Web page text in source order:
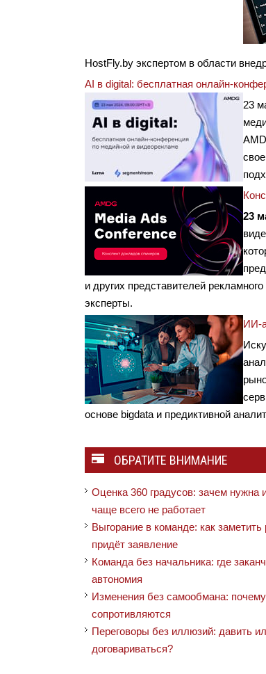
HostFly.by экспертом в области
AI в digital: бесплатная онлайн-
23
23
и других представителей
эксперты.
ИИ-
основе bigdata и предиктивной
ОБРАТИТЕ ВНИМАНИЕ
Оценка 360 градусов: зачем нужна
чаще всего не работает
Выгорание в команде: как
придёт заявление
Команда без начальника: где
автономия
Изменения без самообмана:
сопротивляются
Переговоры без иллюзий: давить
договариваться?